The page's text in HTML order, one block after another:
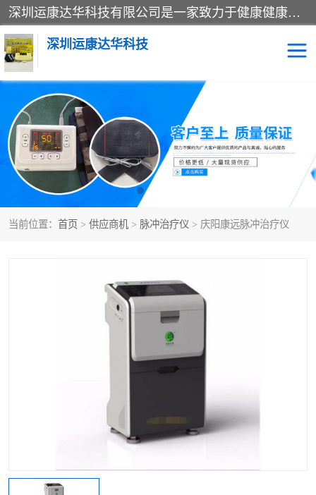
深圳运康达华科技有限公司是一家致力于健康健康产业的现代化企业，已经走过了15个春秋，开创了中医外用发展的新未来，是专业从事中医医疗仪器的研发、生产、销售、服务为一体的子公司，在医疗器械的设计、开发和生产方面率先引进国际先进技术和好的科技人员，先后开发出了场效应治疗仪、多功能治疗仪、颈椎治疗仪、腰椎治疗仪、增效垫等多个系列。
深圳运康达华科技
当前位置： 首页 > 供应商机 > 脉冲治疗仪 > 庆阳康远脉冲治疗仪
多功能治疗仪 中药提速
中低频治疗仪 脉冲治疗仪
**腺治疗仪